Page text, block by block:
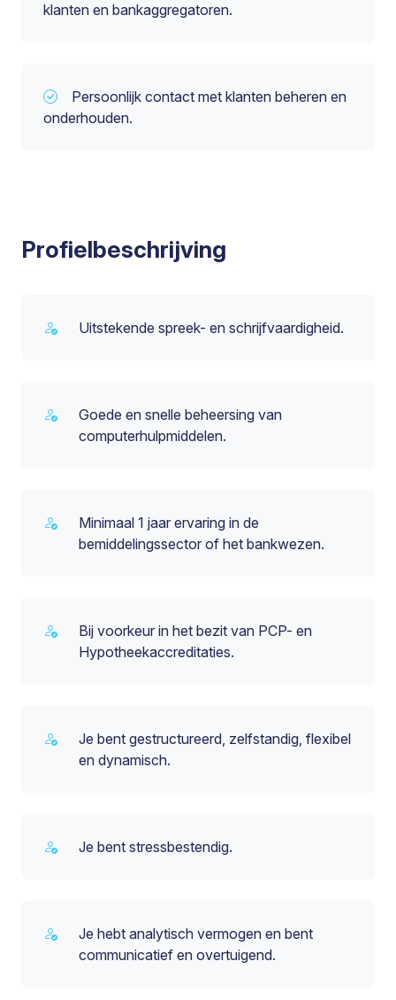
klanten en bankaggregatoren.
Persoonlijk contact met klanten beheren en
onderhouden.
Profielbeschrijving
Uitstekende spreek- en schrijfvaardigheid.
Goede en snelle beheersing van
computerhulpmiddelen.
Minimaal 1 jaar ervaring in de
bemiddelingssector of het bankwezen.
Bij voorkeur in het bezit van PCP- en
Hypotheekaccreditaties.
Je bent gestructureerd, zelfstandig, flexibel
en dynamisch.
Je bent stressbestendig.
Je hebt analytisch vermogen en bent
communicatief en overtuigend.